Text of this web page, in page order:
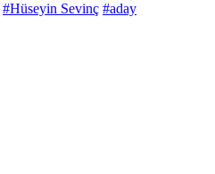
#Hüseyin Sevinç #aday